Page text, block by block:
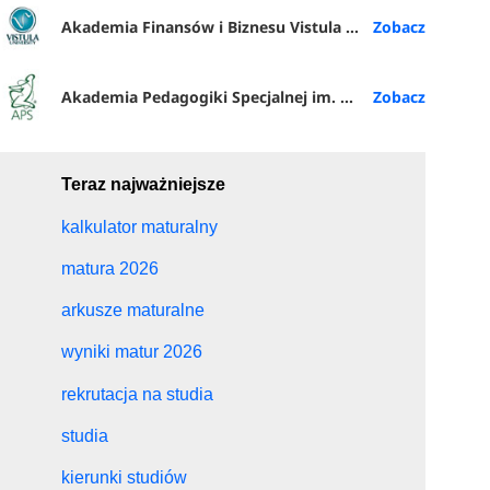
Akademia Finansów i Biznesu Vistula w Warszawie
Akademia Pedagogiki Specjalnej im. Marii Grzegorzewskiej w Warszawie
Teraz najważniejsze
kalkulator maturalny
matura 2026
arkusze maturalne
wyniki matur 2026
rekrutacja na studia
studia
kierunki studiów